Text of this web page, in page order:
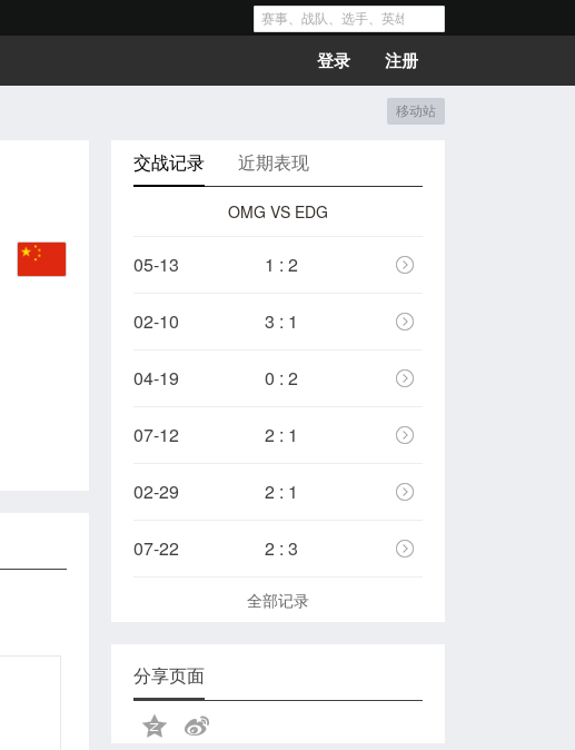
登录 注册
移动站
交战记录 近期表现
OMG VS EDG
05-13 1 : 2
02-10 3 : 1
04-19 0 : 2
07-12 2 : 1
02-29 2 : 1
07-22 2 : 3
全部记录
分享页面